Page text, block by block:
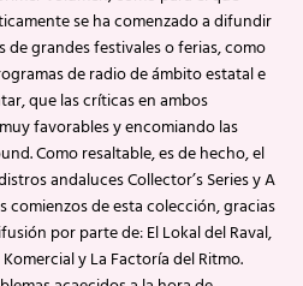
se ha comenzado a difundir
grandes festivales o ferias, como
de radio de ámbito estatal e
que las críticas en ambos
favorables y encomiando las
Como resaltable, es de hecho, el
andaluces Collector’s Series y A
comienzos de esta colección, gracias
por parte de: El Lokal del Raval,
y La Factoría del Ritmo.